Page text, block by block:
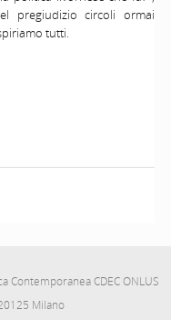
pregiudizio circoli ormai
tutti.
Contemporanea CDEC ONLUS
Milano